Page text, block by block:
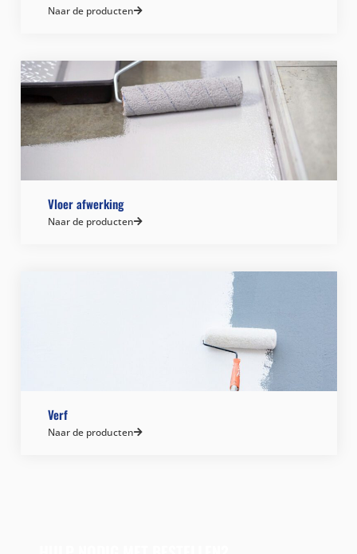
Naar de producten
Vloer afwerking
Naar de producten
Verf
Naar de producten